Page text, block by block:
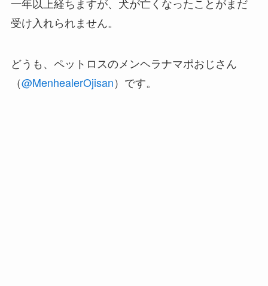
受け入れられません。
どうも、ペットロスのメンヘラナマポおじさん
（@MenhealerOjisan）です。